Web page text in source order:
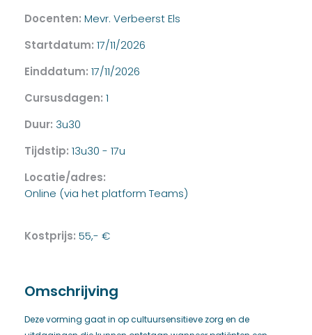
Docenten: Mevr. Verbeerst Els
Startdatum: 17/11/2026
Einddatum: 17/11/2026
Cursusdagen: 1
Duur: 3u30
Tijdstip: 13u30 - 17u
Locatie/adres:
Online (via het platform Teams)
Kostprijs: 55,- €
Omschrijving
Deze vorming gaat in op cultuursensitieve zorg en de